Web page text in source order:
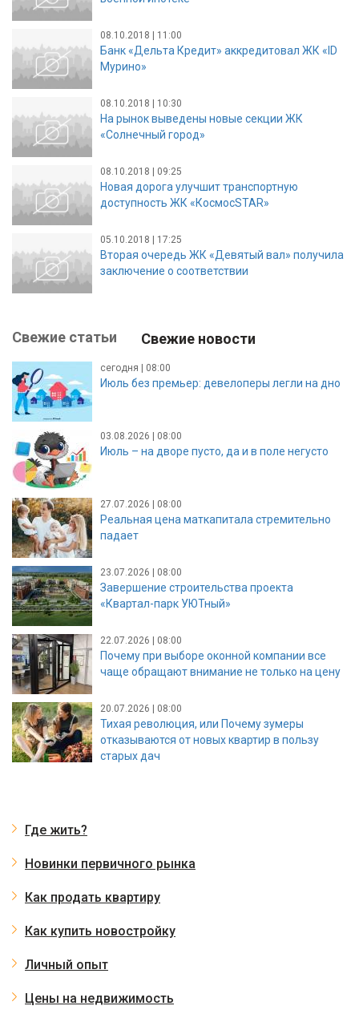
08.10.2018 | 11:00
Банк «Дельта Кредит» аккредитовал ЖК «ID
Мурино»
08.10.2018 | 10:30
На рынок выведены новые секции ЖК
«Солнечный город»
08.10.2018 | 09:25
Новая дорога улучшит транспортную
доступность ЖК «КосмосSTAR»
05.10.2018 | 17:25
Вторая очередь ЖК «Девятый вал» получила
заключение о соответствии
Свежие статьи Свежие новости
сегодня | 08:00
Июль без премьер: девелоперы легли на дно
03.08.2026 | 08:00
Июль – на дворе пусто, да и в поле негусто
27.07.2026 | 08:00
Реальная цена маткапитала стремительно
падает
23.07.2026 | 08:00
Завершение строительства проекта
«Квартал-парк УЮТный»
22.07.2026 | 08:00
Почему при выборе оконной компании все
чаще обращают внимание не только на цену
20.07.2026 | 08:00
Тихая революция, или Почему зумеры
отказываются от новых квартир в пользу
старых дач
Где жить?
Новинки первичного рынка
Как продать квартиру
Как купить новостройку
Личный опыт
Цены на недвижимость